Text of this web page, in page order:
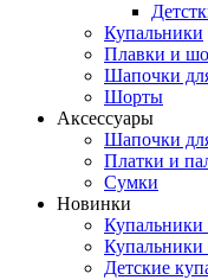
Купальники
Плавки и
Шапочки
Шорты
Аксессуары
Шапочки
Платки и
Сумки
Новинки
Купальники
Купальники
Детские